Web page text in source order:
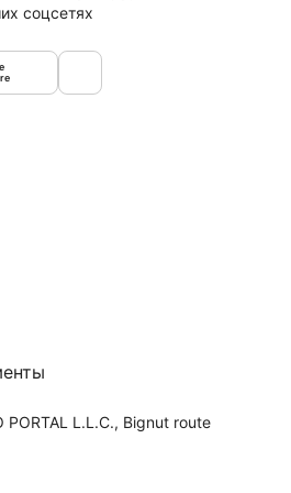
соцсетях
L.L.C., Bignut route